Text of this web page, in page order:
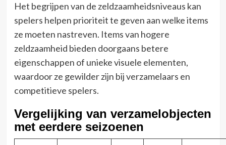
Het begrijpen van de zeldzaamheidsniveaus kan
spelers helpen prioriteit te geven aan welke items
ze moeten nastreven. Items van hogere
zeldzaamheid bieden doorgaans betere
eigenschappen of unieke visuele elementen,
waardoor ze gewilder zijn bij verzamelaars en
competitieve spelers.
Vergelijking van verzamelobjecten
met eerdere seizoenen